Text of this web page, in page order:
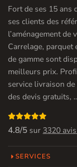
Fort de ses 15 ans
ses clients des
l’aménagement de
Carrelage, parquet
de gamme sont
meilleurs prix.
service livraison
des devis gratuits,

4.8/5 sur 3320
SERVICES